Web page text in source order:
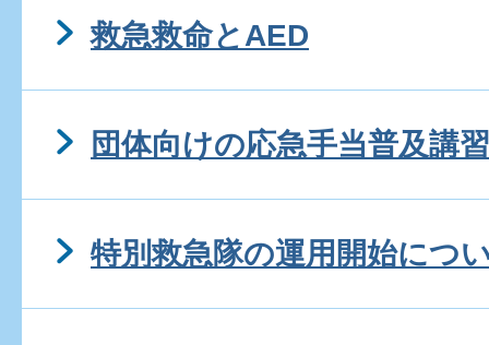
救急救命とAED
団体向けの応急手当普及講
特別救急隊の運用開始につ